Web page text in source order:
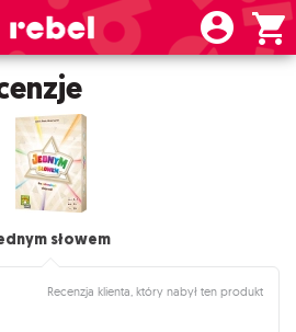
słowem
Recenzja klienta, który nabył ten produkt